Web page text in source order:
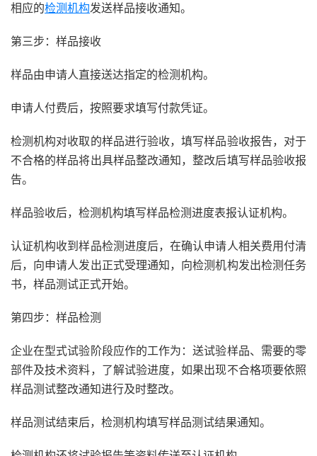
相应的检测机构发送样品接收通知。
第三步：样品接收
样品由申请人直接送达指定的检测机构。
申请人付费后，按照要求填写付款凭证。
检测机构对收取的样品进行验收，填写样品验收报告，对于
不合格的样品将出具样品整改通知，整改后填写样品验收报
告。
样品验收后，检测机构填写样品检测进度表报认证机构。
认证机构收到样品检测进度后，在确认申请人相关费用付清
后，向申请人发出正式受理通知，向检测机构发出检测任务
书，样品测试正式开始。
第四步：样品检测
企业在型式试验阶段应作的工作为：送试验样品、需要的零
部件及技术资料，了解试验进度，如果出现不合格项要依照
样品测试整改通知进行及时整改。
样品测试结束后，检测机构填写样品测试结果通知。